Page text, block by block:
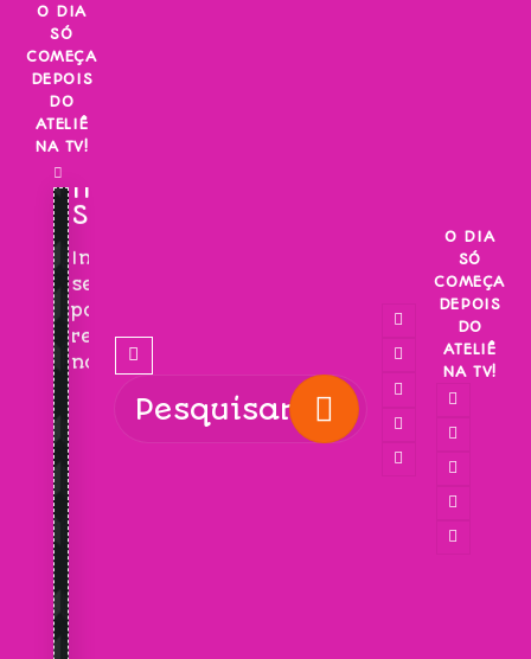
Skip
content
O DIA
SÓ
COMEÇA
DEPOIS
DO
ATELIÊ
NA TV!
INSCREVA-
SE!
Inscreva-
se
para
receber
novidades!
O DIA
SÓ
COMEÇA
DEPOIS
DO
ATELIÊ
NA TV!